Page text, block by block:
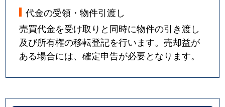
代金の受領・物件引渡し
売買代金を受け取りと同時に物件の引き渡し
及び所有権の移転登記を行います。売却益が
ある場合には、確定申告が必要となります。